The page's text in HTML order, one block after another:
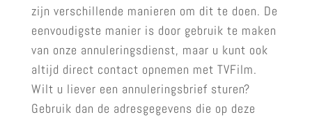
zijn verschillende manieren om dit te doen. De
eenvoudigste manier is door gebruik te maken
van onze annuleringsdienst, maar u kunt ook
altijd direct contact opnemen met TVFilm.
Wilt u liever een annuleringsbrief sturen?
Gebruik dan de adresgegevens die op deze